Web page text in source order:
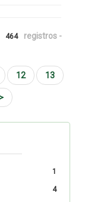
464
registros -
12 13
1
4